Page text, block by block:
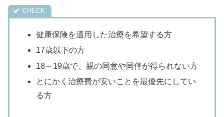
健康保険を適用した治療を希望する方
17歳以下の方
18～19歳で、親の同意や同伴が得られない方
とにかく治療費が安いことを最優先にしてい
る方